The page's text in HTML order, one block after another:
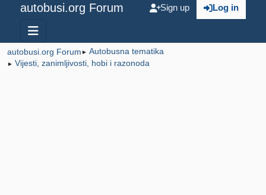
autobusi.org Forum Log in
Sign up
autobusi.org Forum ► Autobusna tematika
► Vijesti, zanimljivosti, hobi i razonoda